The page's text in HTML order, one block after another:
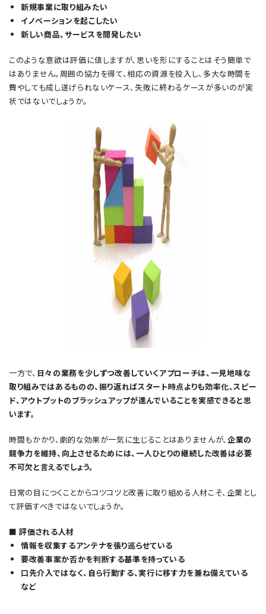
新規事業に取り組みたい
イノベーションを起こしたい
新しい商品、サービスを開発したい
このような意欲は評価に値しますが、思いを形にすることはそう簡単で
はありません。周囲の協力を得て、相応の資源を投入し、多大な時間を
費やしても成し遂げられないケース、失敗に終わるケースが多いのが実
状ではないでしょうか。
一方で、 日々の業務を少しずつ改善していくアプローチは、一見地味な
取り組みではあるものの、振り返ればスタート時点よりも効率化、スピー
ド、アウトプットのブラッシュアップが進んでいることを実感できると思
います。
時間もかかり、劇的な効果が一気に生じることはありませんが、 企業の
競争力を維持、向上させるためには、一人ひとりの継続した改善は必要
不可欠と言えるでしょう。
日常の目につくことからコツコツと改善に取り組める人材こそ、企業とし
て評価すべきではないでしょうか。
■ 評価される人材
情報を収集するアンテナを張り巡らせている
要改善事案か否かを判断する基準を持っている
口先介入ではなく、自ら行動する、実行に移す力を兼ね備えている
など